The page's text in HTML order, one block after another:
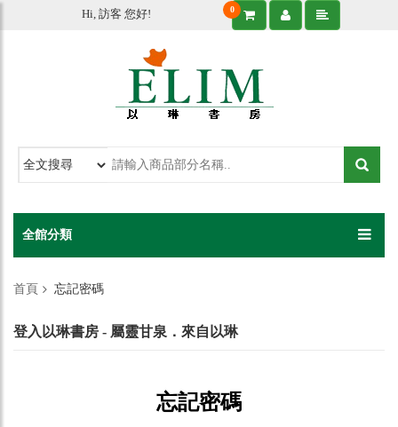
Hi, 訪客 您好! 0
全館分類
首頁 忘記密碼
登入以琳書房 - 屬靈甘泉．來自以琳
忘記密碼